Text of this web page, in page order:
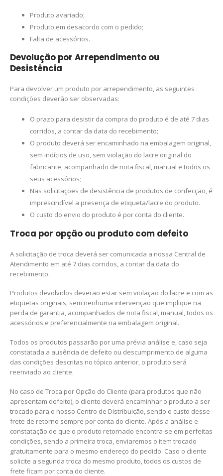
Produto avariado;
Produto em desacordo com o pedido;
Falta de acessórios.
Devolução por Arrependimento ou
Desistência
Para devolver um produto por arrependimento, as seguintes
condições deverão ser observadas:
O prazo para desistir da compra do produto é de até 7 dias
corridos, a contar da data do recebimento;
O produto deverá ser encaminhado na embalagem original,
sem indícios de uso, sem violação do lacre original do
fabricante, acompanhado de nota fiscal, manual e todos os
seus acessórios;
Nas solicitações de desistência de produtos de confecção, é
imprescindível a presença de etiqueta/lacre do produto.
O custo do envio do produto é por conta do cliente.
Troca por opção ou produto com defeito
A solicitação de troca deverá ser comunicada a nossa Central de
Atendimento em até 7 dias corridos, a contar da data do
recebimento.
Produtos devolvidos deverão estar sem violação do lacre e com as
etiquetas originais, sem nenhuma intervenção que implique na
perda de garantia, acompanhados de nota fiscal, manual, todos os
acessórios e preferencialmente na embalagem original.
Todos os produtos passarão por uma prévia análise e, caso seja
constatada a ausência de defeito ou descumprimento de alguma
das condições descritas no tópico anterior, o produto será
reenviado ao cliente.
No caso de Troca por Opção do Cliente (para produtos que não
apresentam defeito), o cliente deverá encaminhar o produto a ser
trocado para o nosso Centro de Distribuição, sendo o custo desse
frete de retorno sempre por conta do cliente. Após a análise e
constatação de que o produto retornado encontra-se em perfeitas
condições, sendo a primeira troca, enviaremos o item trocado
gratuitamente para o mesmo endereço do pedido. Caso o cliente
solicite a segunda troca do mesmo produto, todos os custos de
frete ficam por conta do cliente.